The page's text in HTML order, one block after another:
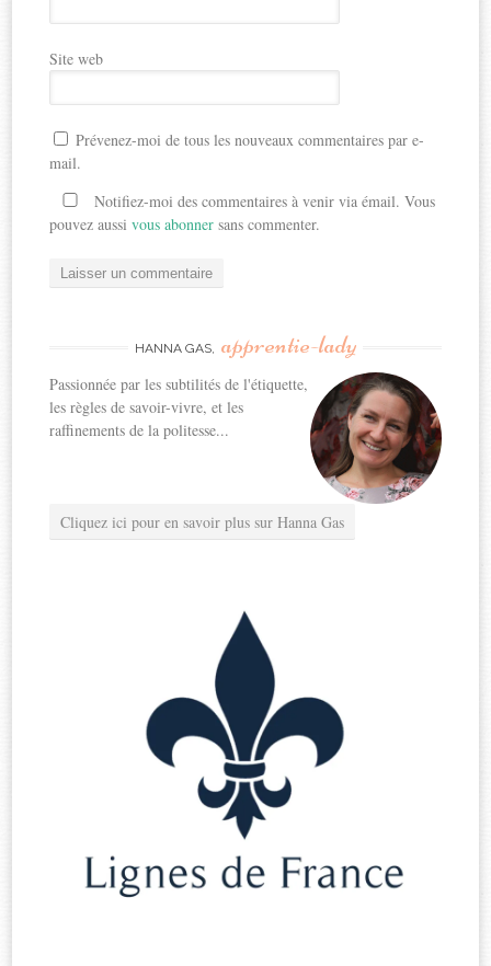
Site web
Prévenez-moi de tous les nouveaux commentaires par e-
mail.
Notifiez-moi des commentaires à venir via émail. Vous
pouvez aussivous abonner sans commenter.
HANNA GAS, apprentie-lady
Passionnée par les subtilités de l'étiquette,
les règles de savoir-vivre, et les
raffinements de la politesse...
Cliquez ici pour en savoir plus sur Hanna Gas